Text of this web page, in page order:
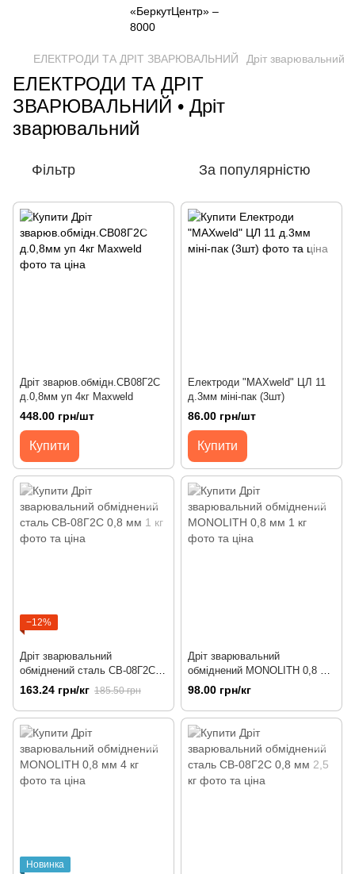
ЕЛЕКТРОДИ ТА ДРІТ ЗВАРЮВАЛЬНИЙ Дріт зварювальний
ЕЛЕКТРОДИ ТА ДРІТ
ЗВАРЮВАЛЬНИЙ • Дріт
зварювальний
Фільтр За популярністю
Дріт зварюв.обмідн.СВ08Г2С
д.0,8мм уп 4кг Maxweld
448.00 грн/шт
Купити
Електроди "MAXweld" ЦЛ 11
д.3мм міні-пак (3шт)
86.00 грн/шт
Купити
−12%
Дріт зварювальний
обміднений сталь СВ-08Г2С
0,8 мм 1 кг
163.24 грн/кг 185.50 грн
Дріт зварювальний
обміднений MONOLITH 0,8 мм
1 кг
98.00 грн/кг
Новинка